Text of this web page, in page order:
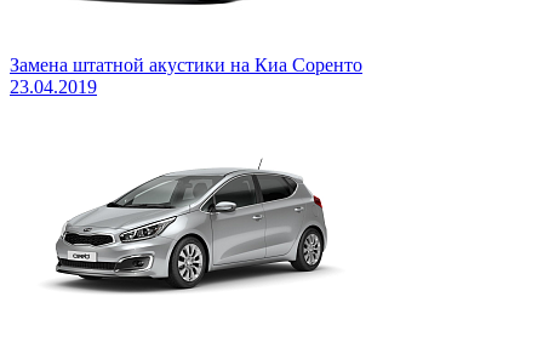
Замена штатной акустики на Киа Соренто
23.04.2019